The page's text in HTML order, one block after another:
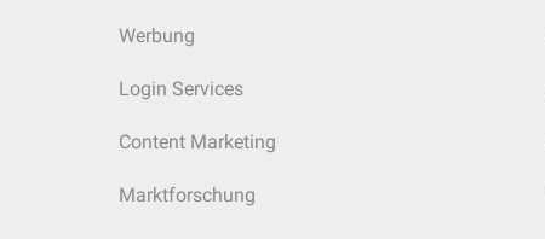
Werbung
Login Services
Content Marketing
Marktforschung